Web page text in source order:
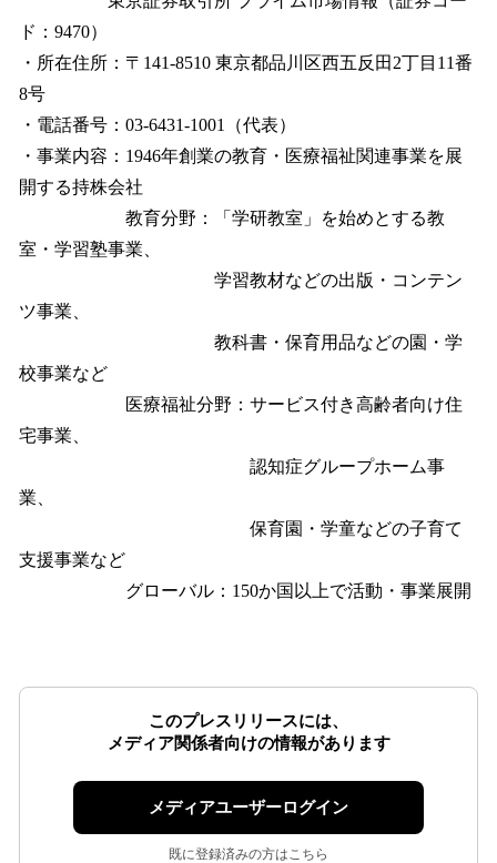
ド：9470）
・所在住所：〒141-8510 東京都品川区西五反田2丁目11番
8号
・電話番号：03-6431-1001（代表）
・事業内容：1946年創業の教育・医療福祉関連事業を展
開する持株会社
教育分野：「学研教室」を始めとする教
室・学習塾事業、
学習教材などの出版・コンテン
ツ事業、
教科書・保育用品などの園・学
校事業など
医療福祉分野：サービス付き高齢者向け住
宅事業、
認知症グループホーム事
業、
保育園・学童などの子育て
支援事業など
グローバル：150か国以上で活動・事業展開
このプレスリリースには、
メディア関係者向けの情報があります
メディアユーザーログイン
既に登録済みの方はこちら